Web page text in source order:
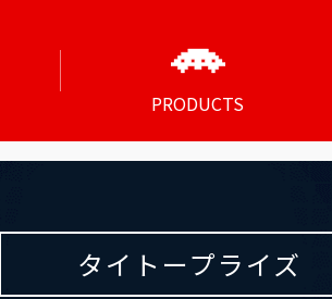
PRODUCTS
タイトープライズ